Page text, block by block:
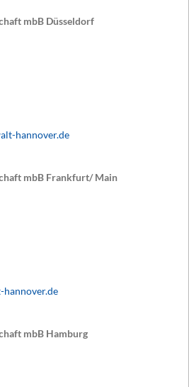
mbB Düsseldorf
hannover.de
mbB Frankfurt/ Main
mbB Hamburg